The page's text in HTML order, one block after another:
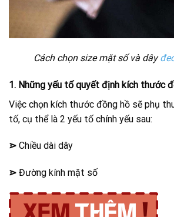
Cách chọn size mặt số và dây
1. Những yếu tố quyết định kích thước
Việc chọn kích thước đồng hồ sẽ phụ
tố, cụ thể là 2 yếu tố chính yếu sau:
⋗ Chiều dài dây
⋗ Đường kính mặt số